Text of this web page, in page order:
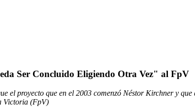
Ser Concluido Eligiendo Otra Vez" al FpV
el proyecto que en el 2003 comenzó Néstor Kirchner y
Victoria (FpV)